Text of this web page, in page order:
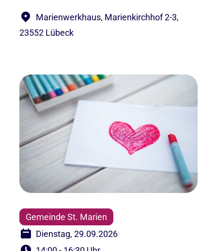
Marienwerkhaus, Marienkirchhof 2-3,
23552 Lübeck
Gemeinde St. Marien
Dienstag, 29.09.2026